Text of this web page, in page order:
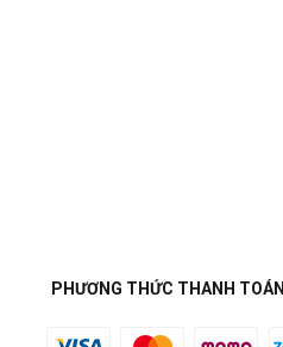
PHƯƠNG THỨC THANH TOÁN